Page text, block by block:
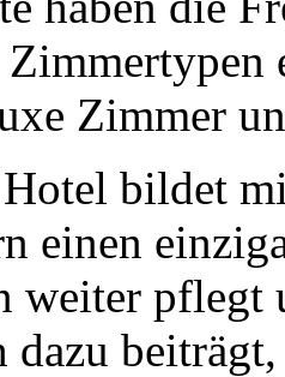
Zimmer
bildet
einen
weiter pflegt
dazu